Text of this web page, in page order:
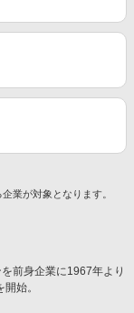
業が対象となります。
前身企業に1967年より
始。